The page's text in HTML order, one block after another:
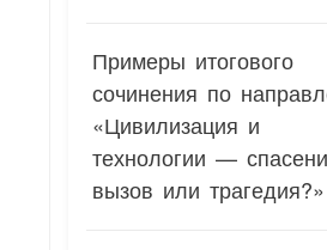
Примеры итогового
сочинения по
«Цивилизация и
технологии —
вызов или трагедия?»